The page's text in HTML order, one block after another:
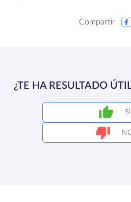
Compartir
¿TE HA RESULTADO
SÍ